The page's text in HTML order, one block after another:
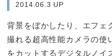
2014.06.3 UP
背景をぼかしたり、エフェ
撮れる超高性能カメラの使
をカットするデジタルノイ